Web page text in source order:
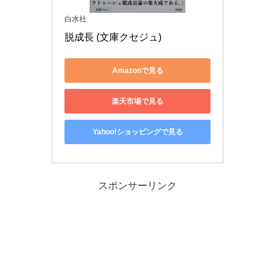
白水社
脱成長 (文庫クセジュ)
Amazonで見る
楽天市場で見る
Yahoo!ショッピングで見る
スポンサーリンク